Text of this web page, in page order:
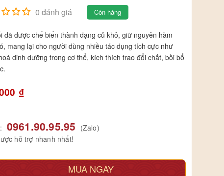
0 đánh giá Còn hàng
đã được chế biến thành dạng củ khô, giữ nguyên hàm
mang lại cho người dùng nhiều tác dụng tích cực như
dinh dưỡng trong cơ thể, kích thích trao đổi chất, bồi bổ
₫
0961.90.95.95 (Zalo)
hỗ trợ nhanh nhất!
MUA NGAY